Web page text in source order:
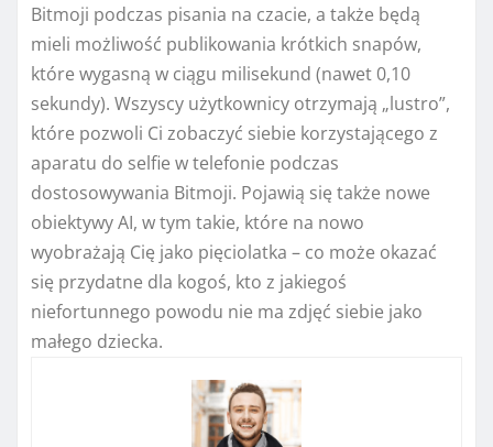
Bitmoji podczas pisania na czacie, a także będą
mieli możliwość publikowania krótkich snapów,
które wygasną w ciągu milisekund (nawet 0,10
sekundy). Wszyscy użytkownicy otrzymają „lustro”,
które pozwoli Ci zobaczyć siebie korzystającego z
aparatu do selfie w telefonie podczas
dostosowywania Bitmoji. Pojawią się także nowe
obiektywy AI, w tym takie, które na nowo
wyobrażają Cię jako pięciolatka – co może okazać
się przydatne dla kogoś, kto z jakiegoś
niefortunnego powodu nie ma zdjęć siebie jako
małego dziecka.